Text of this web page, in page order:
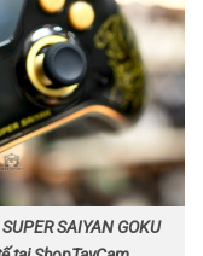
SAIYAN GOKU